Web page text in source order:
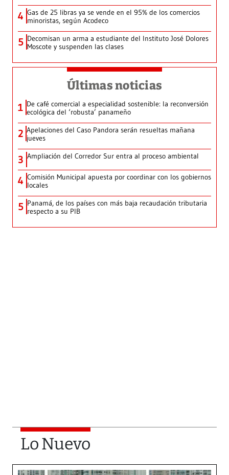
4 Gas de 25 libras ya se vende en el 95% de los comercios
minoristas, según Acodeco
5 Decomisan un arma a estudiante del Instituto José Dolores
Moscote y suspenden las clases
Últimas noticias
1 De café comercial a especialidad sostenible: la reconversión
ecológica del ‘robusta’ panameño
2 Apelaciones del Caso Pandora serán resueltas mañana
jueves
3 Ampliación del Corredor Sur entra al proceso ambiental
4 Comisión Municipal apuesta por coordinar con los gobiernos
locales
5 Panamá, de los países con más baja recaudación tributaria
respecto a su PIB
Lo Nuevo